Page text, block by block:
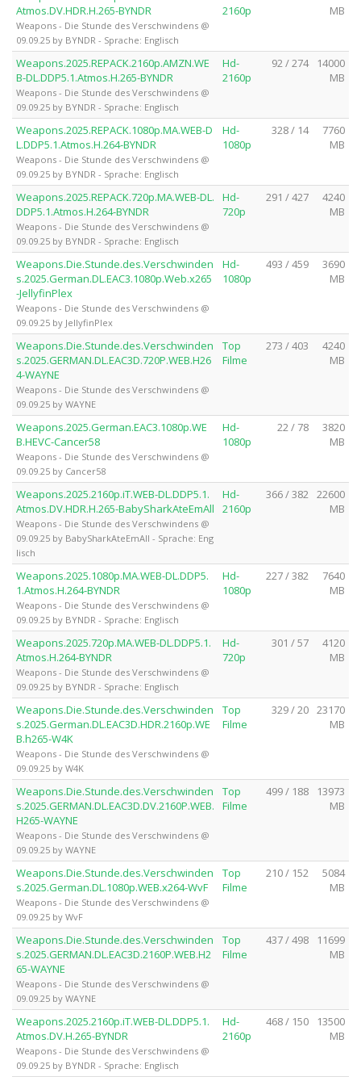
Atmos.DV.HDR.H.265-BYNDR
Weapons - Die Stunde des Verschwindens @
09.09.25 by BYNDR - Sprache: Englisch
2160p
MB
Weapons.2025.REPACK.2160p.AMZN.WE
B-DL.DDP5.1.Atmos.H.265-BYNDR
Weapons - Die Stunde des Verschwindens @
09.09.25 by BYNDR - Sprache: Englisch
Hd-
2160p
92 / 274
14000
MB
Weapons.2025.REPACK.1080p.MA.WEB-D
L.DDP5.1.Atmos.H.264-BYNDR
Weapons - Die Stunde des Verschwindens @
09.09.25 by BYNDR - Sprache: Englisch
Hd-
1080p
328 / 14
7760
MB
Weapons.2025.REPACK.720p.MA.WEB-DL.
DDP5.1.Atmos.H.264-BYNDR
Weapons - Die Stunde des Verschwindens @
09.09.25 by BYNDR - Sprache: Englisch
Hd-
720p
291 / 427
4240
MB
Weapons.Die.Stunde.des.Verschwinden
s.2025.German.DL.EAC3.1080p.Web.x265
-JellyfinPlex
Weapons - Die Stunde des Verschwindens @
09.09.25 by JellyfinPlex
Hd-
1080p
493 / 459
3690
MB
Weapons.Die.Stunde.des.Verschwinden
s.2025.GERMAN.DL.EAC3D.720P.WEB.H26
4-WAYNE
Weapons - Die Stunde des Verschwindens @
09.09.25 by WAYNE
Top
Filme
273 / 403
4240
MB
Weapons.2025.German.EAC3.1080p.WE
B.HEVC-Cancer58
Weapons - Die Stunde des Verschwindens @
09.09.25 by Cancer58
Hd-
1080p
22 / 78
3820
MB
Weapons.2025.2160p.iT.WEB-DL.DDP5.1.
Atmos.DV.HDR.H.265-BabySharkAteEmAll
Weapons - Die Stunde des Verschwindens @
09.09.25 by BabySharkAteEmAll - Sprache: Eng
lisch
Hd-
2160p
366 / 382 22600
MB
Weapons.2025.1080p.MA.WEB-DL.DDP5.
1.Atmos.H.264-BYNDR
Weapons - Die Stunde des Verschwindens @
09.09.25 by BYNDR - Sprache: Englisch
Hd-
1080p
227 / 382
7640
MB
Weapons.2025.720p.MA.WEB-DL.DDP5.1.
Atmos.H.264-BYNDR
Weapons - Die Stunde des Verschwindens @
09.09.25 by BYNDR - Sprache: Englisch
Hd-
720p
301 / 57
4120
MB
Weapons.Die.Stunde.des.Verschwinden
s.2025.German.DL.EAC3D.HDR.2160p.WE
B.h265-W4K
Weapons - Die Stunde des Verschwindens @
09.09.25 by W4K
Top
Filme
329 / 20 23170
MB
Weapons.Die.Stunde.des.Verschwinden
s.2025.GERMAN.DL.EAC3D.DV.2160P.WEB.
H265-WAYNE
Weapons - Die Stunde des Verschwindens @
09.09.25 by WAYNE
Top
Filme
499 / 188
13973
MB
Weapons.Die.Stunde.des.Verschwinden
s.2025.German.DL.1080p.WEB.x264-WvF
Weapons - Die Stunde des Verschwindens @
09.09.25 by WvF
Top
Filme
210 / 152
5084
MB
Weapons.Die.Stunde.des.Verschwinden
s.2025.GERMAN.DL.EAC3D.2160P.WEB.H2
65-WAYNE
Weapons - Die Stunde des Verschwindens @
09.09.25 by WAYNE
Top
Filme
437 / 498
11699
MB
Weapons.2025.2160p.iT.WEB-DL.DDP5.1.
Atmos.DV.H.265-BYNDR
Weapons - Die Stunde des Verschwindens @
09.09.25 by BYNDR - Sprache: Englisch
Hd-
2160p
468 / 150
13500
MB